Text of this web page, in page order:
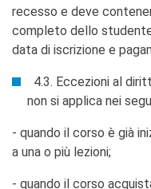
recesso e deve
completo dello
data di iscrizione e
4.3. Eccezioni al
non si applica nei
- quando il corso è già
a una o più lezioni;
- quando il corso